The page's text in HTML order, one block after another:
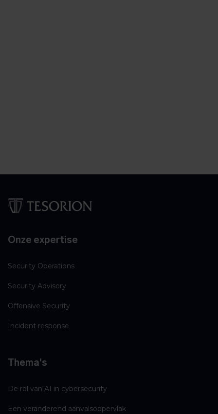
Onze expertise
Security Operations
Security Advisory
Offensive Security
Incident response
Thema's
De rol van AI in cybersecurity
Een veranderend aanvalsoppervlak